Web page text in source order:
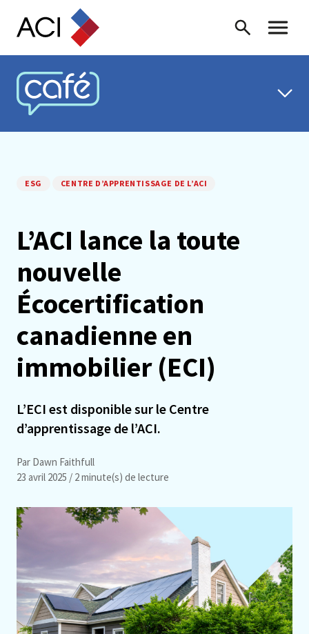
Skip to content
Recherche
Menu
CAFÉ ACI
ESG CENTRE D’APPRENTISSAGE DE L’ACI
L’ACI lance la toute
nouvelle
Écocertification
canadienne en
immobilier (ECI)
L’ECI est disponible sur le Centre
d’apprentissage de l’ACI.
Par Dawn Faithfull
23 avril 2025 / 2 minute(s) de lecture